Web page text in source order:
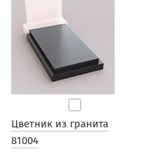
Цветник из гранита
81004